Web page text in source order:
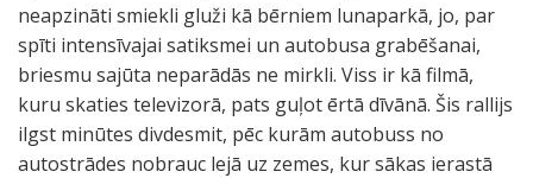
neapzināti smiekli gluži kā bērniem lunaparkā, jo, par
spīti intensīvajai satiksmei un autobusa grabēšanai,
briesmu sajūta neparādās ne mirkli. Viss ir kā filmā,
kuru skaties televizorā, pats guļot ērtā dīvānā. Šis rallijs
ilgst minūtes divdesmit, pēc kurām autobuss no
autostrādes nobrauc lejā uz zemes, kur sākas ierastā